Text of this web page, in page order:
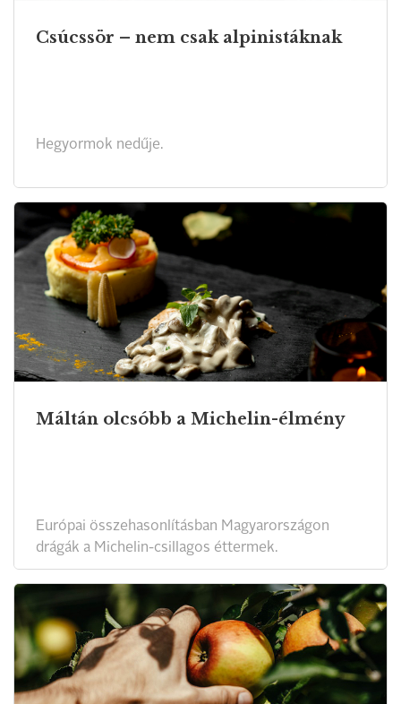
Csúcssör – nem csak alpinistáknak
Hegyormok nedűje.
Máltán olcsóbb a Michelin-élmény
Európai összehasonlításban Magyarországon
drágák a Michelin-csillagos éttermek.